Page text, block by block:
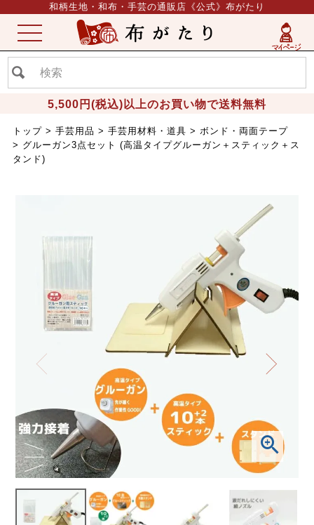
和柄生地・和布・手芸の通販店《公式》布がたり
5,500円(税込)以上のお買い物で送料無料
ME
NU
トップ 手芸用品 手芸用材料・道具
ボンド・両面テープ
グルーガン3点セット (高温タイプグルーガン＋スティック＋ス
タンド)